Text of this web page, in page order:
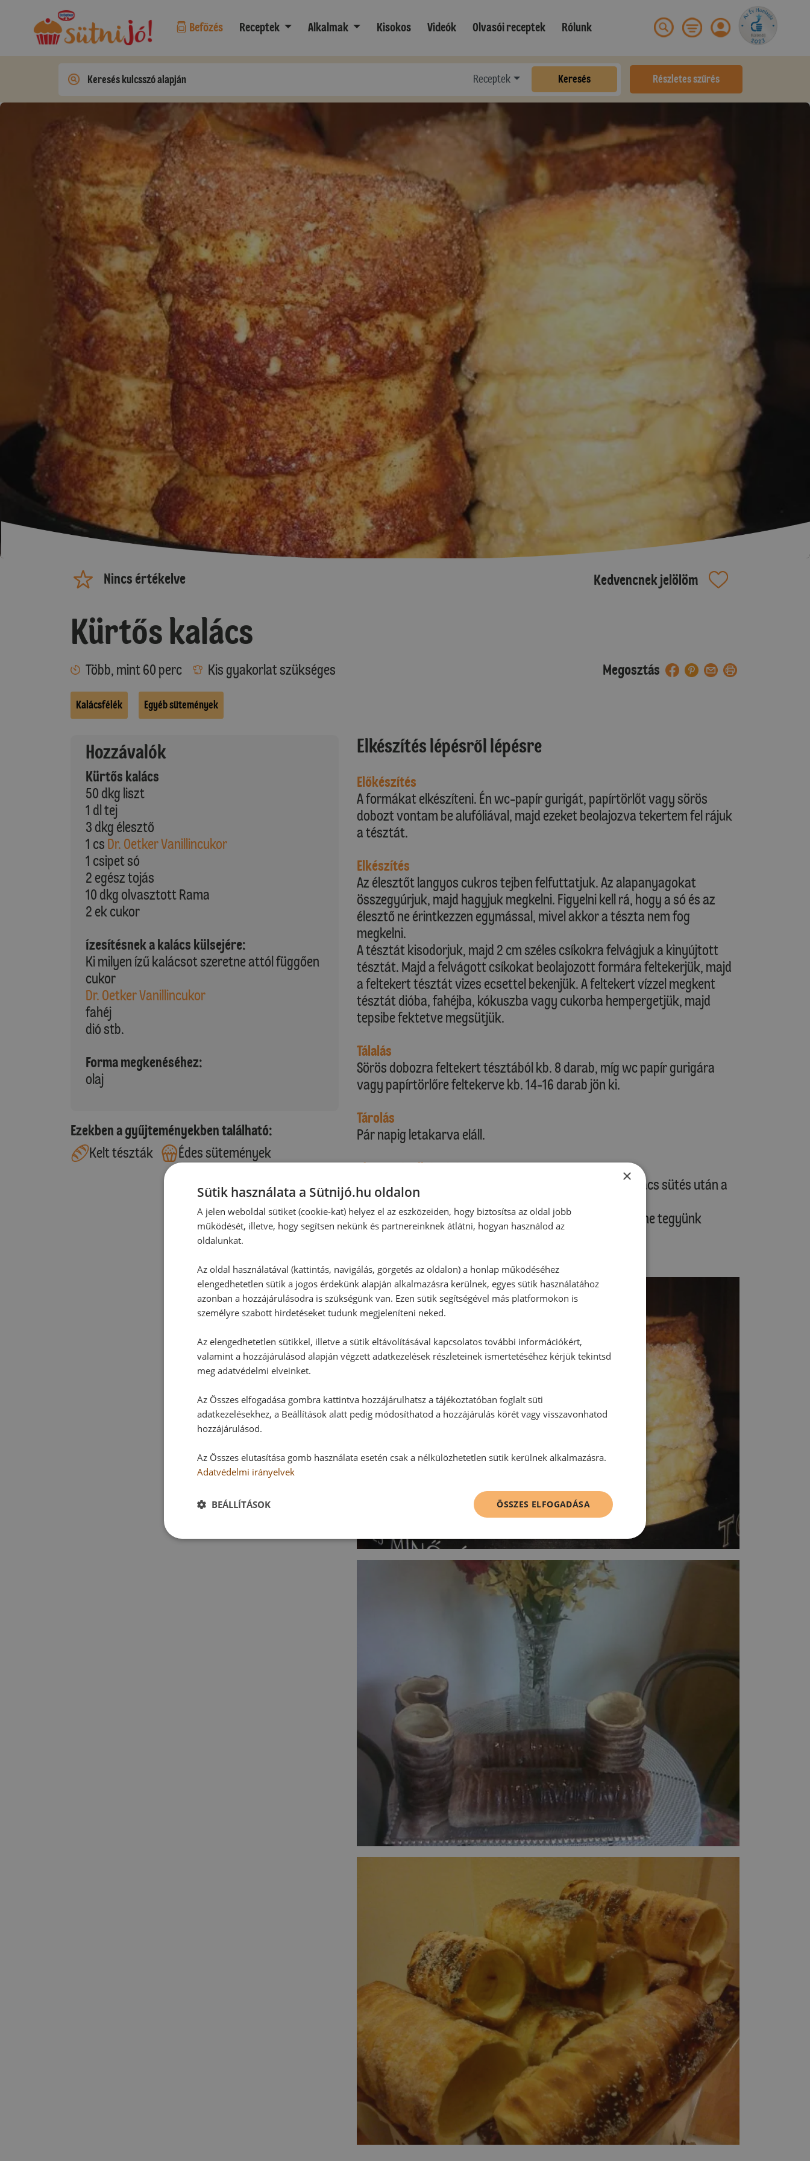
Befőzés Receptek Alkalmak Kisokos Videók Olvasói receptek Rólunk
Receptek Keresés Részletes szűrés
Nincs értékelve Kedvencnek jelölöm
Kürtős kalács
Több, mint 60 perc Kis gyakorlat szükséges Megosztás
Kalácsfélék Egyéb sütemények
Hozzávalók
Kürtős kalács
50 dkg liszt
1 dl tej
3 dkg élesztő
1 cs Dr. Oetker Vanillincukor
1 csipet só
2 egész tojás
10 dkg olvasztott Rama
2 ek cukor
Ízesítésnek a kalács külsejére:
Ki milyen ízű kalácsot szeretne attól függően
cukor
Dr. Oetker Vanillincukor
fahéj
dió stb.
Forma megkenéséhez:
olaj
Ezekben a gyűjteményekben található:
Kelt tészták
Édes sütemények
Elkészítés lépésről lépésre
Előkészítés
A formákat elkészíteni. Én wc-papír gurigát, papírtörlőt vagy sörös
dobozt vontam be alufóliával, majd ezeket beolajozva tekertem fel rájuk
a tésztát.
Elkészítés
Az élesztőt langyos cukros tejben felfuttatjuk. Az alapanyagokat
összegyúrjuk, majd hagyjuk megkelni. Figyelni kell rá, hogy a só és az
élesztő ne érintkezzen egymással, mivel akkor a tészta nem fog
megkelni.
A tésztát kisodorjuk, majd 2 cm széles csíkokra felvágjuk a kinyújtott
tésztát. Majd a felvágott csíkokat beolajozott formára feltekerjük, majd
a feltekert tésztát vizes ecsettel bekenjük. A feltekert vízzel megkent
tésztát dióba, fahéjba, kókuszba vagy cukorba hempergetjük, majd
tepsibe fektetve megsütjük.
Tálalás
Sörös dobozra feltekert tésztából kb. 8 darab, míg wc papír gurigára
vagy papírtörlőre feltekerve kb. 14-16 darab jön ki.
Tárolás
Pár napig letakarva eláll.
Alternatív elkészítés
Alufóliát be kell kenni olajjal, hogy könnyen lejöjjön a kalács sütés után a
formáról.
A kalácsnak arra a részére, mely a tepsibe alulra kerül, ne tegyünk
cukrot, mert letapad.
×
Sütik használata a Sütnijó.hu oldalon
A jelen weboldal sütiket (cookie-kat) helyez el az eszközeiden, hogy biztosítsa az oldal jobb
működését, illetve, hogy segítsen nekünk és partnereinknek átlátni, hogyan használod az
oldalunkat.
Az oldal használatával (kattintás, navigálás, görgetés az oldalon) a honlap működéséhez
elengedhetetlen sütik a jogos érdekünk alapján alkalmazásra kerülnek, egyes sütik használatához
azonban a hozzájárulásodra is szükségünk van. Ezen sütik segítségével más platformokon is
személyre szabott hirdetéseket tudunk megjeleníteni neked.
Az elengedhetetlen sütikkel, illetve a sütik eltávolításával kapcsolatos további információkért,
valamint a hozzájárulásod alapján végzett adatkezelések részleteinek ismertetéséhez kérjük tekintsd
meg adatvédelmi elveinket.
Az Összes elfogadása gombra kattintva hozzájárulhatsz a tájékoztatóban foglalt süti
adatkezelésekhez, a Beállítások alatt pedig módosíthatod a hozzájárulás körét vagy visszavonhatod
hozzájárulásod.
Az Összes elutasítása gomb használata esetén csak a nélkülözhetetlen sütik kerülnek alkalmazásra.
Adatvédelmi irányelvek
ÖSSZES ELFOGADÁSA
BEÁLLÍTÁSOK